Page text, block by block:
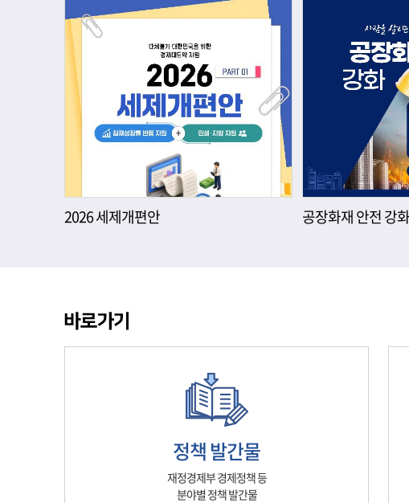
2026 세제개편안 공장화재 안전 강
정책 발간물
재정경제부 경제정책 등
분야별 정책 발간물